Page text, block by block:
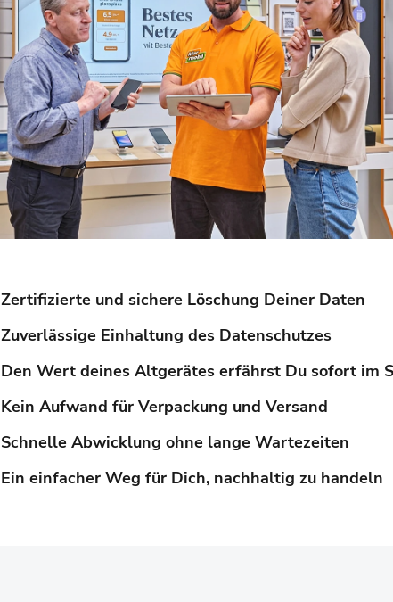
Zertifizierte und sichere Löschung Deiner Daten
Zuverlässige Einhaltung des Datenschutzes
Den Wert deines Altgerätes erfährst Du sofort im
Kein Aufwand für Verpackung und Versand
Schnelle Abwicklung ohne lange Wartezeiten
Ein einfacher Weg für Dich, nachhaltig zu handeln